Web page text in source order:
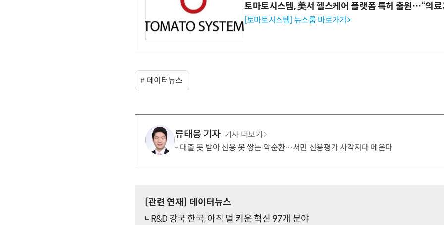
토마토시스템, 美서 헬스케어 플랫폼 특허 출원…“의
[토마토시스템] 뉴스룸 바로가기>
데이터뉴스
류태웅 기자 기사 더보기
대출 못 받아 신용 못 쌓는 악순환…서민 신용평가 사각지대 메운다
[관련 연재]
데이터뉴스
R&D 강국 한국, 아직 덜 키운 혁신 97개 분야